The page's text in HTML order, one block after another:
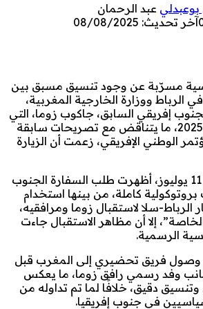
عبد الرحمان
آخر تحديث: 08/08/2025
مسرّبة عن وجود تنسيق مسبق بين
الرباط ووزارة الخارجية المغربية،
إفريقي السابق، جاكوب زوما، التي
تمت منتصف يوليوز 2025، ما يتناقض مع تصريحات سابقة
الوطني الإفريقي، زعمت أن الزيارة
الوثيقة، المؤرخة في 11 يوليوز، أظهرت طلب السفارة الجنوب
بروتوكولية كاملة، من بينها استخدام
سلا لاستقبال زوما ومرافقيه،
إلا أن مظاهر الاستقبال جاءت
الرسمية.
وصول فريق تحضيري إلى المغرب قبل
جانب وفد رسمي رافق زوما، ما يعكس
دقيق، خلافًا لما تم تداوله من
في جنوب إفريقيا.